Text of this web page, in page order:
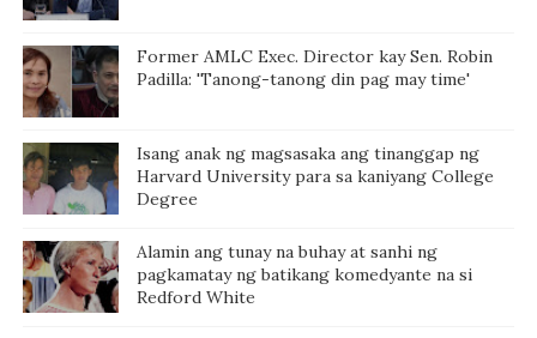
Former AMLC Exec. Director kay Sen. Robin
Padilla: 'Tanong-tanong din pag may time'
Isang anak ng magsasaka ang tinanggap ng
Harvard University para sa kaniyang College
Degree
Alamin ang tunay na buhay at sanhi ng
pagkamatay ng batikang komedyante na si
Redford White